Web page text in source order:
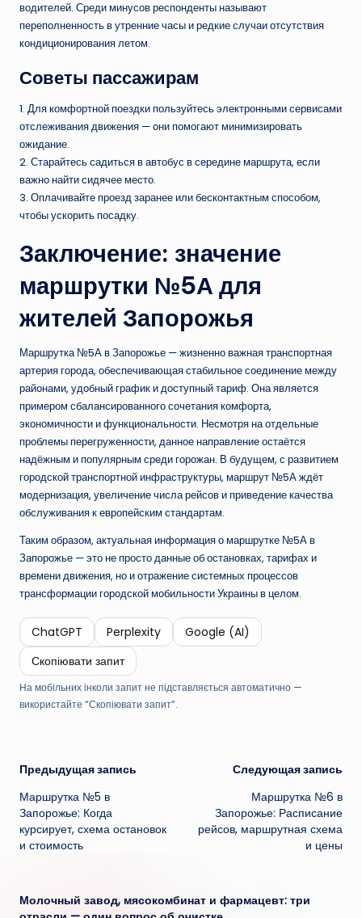
водителей. Среди минусов респонденты называют
переполненность в утренние часы и редкие случаи отсутствия
кондиционирования летом.
Советы пассажирам
1. Для комфортной поездки пользуйтесь электронными сервисами
отслеживания движения — они помогают минимизировать
ожидание.
2. Старайтесь садиться в автобус в середине маршрута, если
важно найти сидячее место.
3. Оплачивайте проезд заранее или бесконтактным способом,
чтобы ускорить посадку.
Заключение: значение
маршрутки №5А для
жителей Запорожья
Маршрутка №5А в Запорожье — жизненно важная транспортная
артерия города, обеспечивающая стабильное соединение между
районами, удобный график и доступный тариф. Она является
примером сбалансированного сочетания комфорта,
экономичности и функциональности. Несмотря на отдельные
проблемы перегруженности, данное направление остаётся
надёжным и популярным среди горожан. В будущем, с развитием
городской транспортной инфраструктуры, маршрут №5А ждёт
модернизация, увеличение числа рейсов и приведение качества
обслуживания к европейским стандартам.
Таким образом, актуальная информация о маршрутке №5А в
Запорожье — это не просто данные об остановках, тарифах и
времени движения, но и отражение системных процессов
трансформации городской мобильности Украины в целом.
ChatGPT Perplexity
Google (AI)
Скопіювати запит
На мобільних інколи запит не підставляється автоматично —
використайте “Скопіювати запит”.
Навигация
записи
Предыдущая запись
Маршрутка №5 в
Запорожье: Когда
курсирует, схема остановок
и стоимость
Следующая запись
Маршрутка №6 в
Запорожье: Расписание
рейсов, маршрутная схема
и цены
Молочный завод, мясокомбинат и фармацевт: три